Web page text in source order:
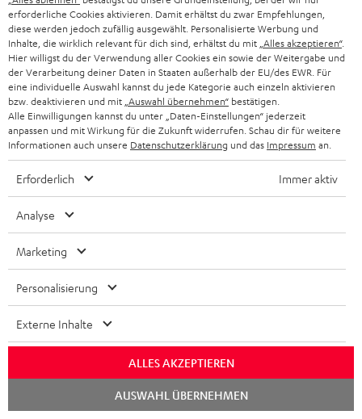
16.10.2016
Mehr...
„…das Klangbild eignet sich gerade hervorragend zum
„…erstaunlich detailverliebt und hochpräzise…“
erforderliche Cookies aktivieren. Damit erhältst du zwar Empfehlungen,
diese werden jedoch zufällig ausgewählt. Personalisierte Werbung und
Inhalte, die wirklich relevant für dich sind, erhältst du mit „Alles akzeptieren“.
Hier willigst du der Verwendung aller Cookies ein sowie der Weitergabe und
der Verarbeitung deiner Daten in Staaten außerhalb der EU/des EWR. Für
eine individuelle Auswahl kannst du jede Kategorie auch einzeln aktivieren
bzw. deaktivieren und mit „Auswahl übernehmen“ bestätigen.
Alle Einwilligungen kannst du unter „Daten-Einstellungen“ jederzeit
anpassen und mit Wirkung für die Zukunft widerrufen. Schau dir für weitere
Informationen auch unsere Datenschutzerklärung und das Impressum an.
Erforderlich Immer aktiv
Analyse
Marketing
Personalisierung
Externe Inhalte
ALLES AKZEPTIEREN
AUSWAHL ÜBERNEHMEN